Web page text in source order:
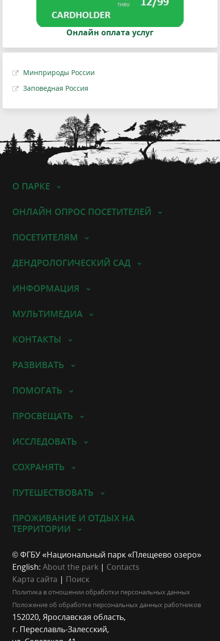
Онлайн оплата услуг
Минприроды России
Заповедная Россия
О ПАРКЕ
ОНЛАЙН ОПРОС ПОСЕТИТЕЛЕЙ
ПОСЕТИТЕЛЯМ
ДЕНДРОЛОГИЧЕСКИЙ САД
ИНФОРМАЦИЯ
МУЛЬТИМЕДИА
КОНТАКТЫ
РАЗВИВАТЬ
ПОМОГАТЬ
ПРОСВЕЩАТЬ
ИССЛЕДОВАТЬ
СОХРАНЯТЬ
ПУТЕШЕСТВОВАТЬ
ПРОЖИВАНИЕ И ОТДЫХ НА
ТЕРРИТОРИИ
© ФГБУ «Национальный парк «Плещеево озеро»
English: About the park | Contacts
Карта сайта | Поиск
Политика в отношении обработки персональных данных
Положение об обработке персональных данных работников
152020, Ярославская область,
г. Переславль-Залесский,